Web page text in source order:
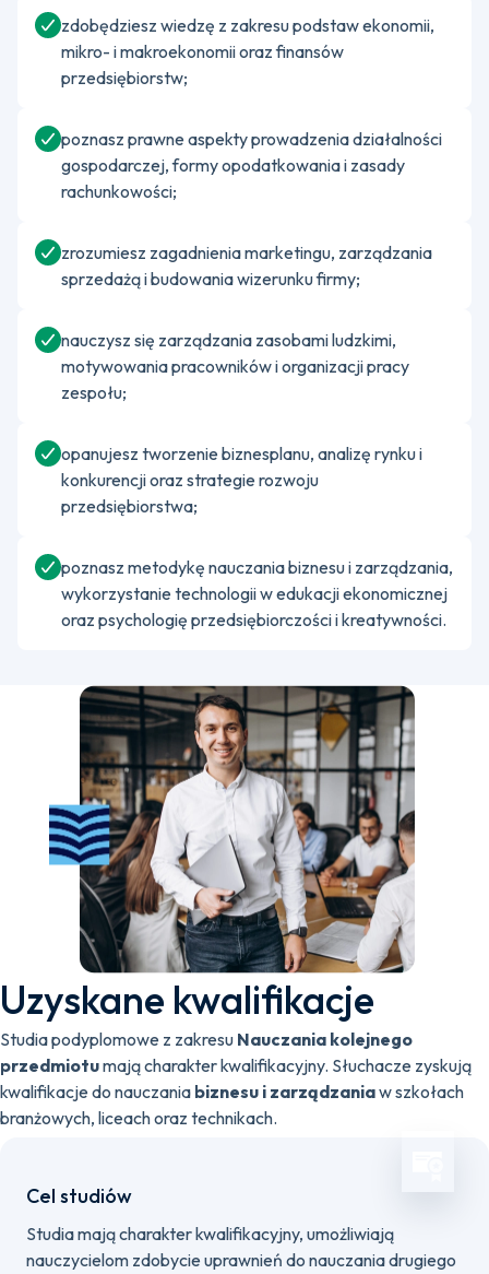
zdobędziesz wiedzę z zakresu podstaw ekonomii,
mikro- i makroekonomii oraz finansów
przedsiębiorstw;
poznasz prawne aspekty prowadzenia działalności
gospodarczej, formy opodatkowania i zasady
rachunkowości;
zrozumiesz zagadnienia marketingu, zarządzania
sprzedażą i budowania wizerunku firmy;
nauczysz się zarządzania zasobami ludzkimi,
motywowania pracowników i organizacji pracy
zespołu;
opanujesz tworzenie biznesplanu, analizę rynku i
konkurencji oraz strategie rozwoju
przedsiębiorstwa;
poznasz metodykę nauczania biznesu i zarządzania,
wykorzystanie technologii w edukacji ekonomicznej
oraz psychologię przedsiębiorczości i kreatywności.
Uzyskane kwalifikacje
Studia podyplomowe z zakresu Nauczania kolejnego
przedmiotumają charakter kwalifikacyjny. Słuchacze zyskują
kwalifikacje do nauczania biznesu i zarządzaniaw szkołach
branżowych, liceach oraz technikach.
Cel studiów
Studia mają charakter kwalifikacyjny, umożliwiają
nauczycielom zdobycie uprawnień do nauczania drugiego